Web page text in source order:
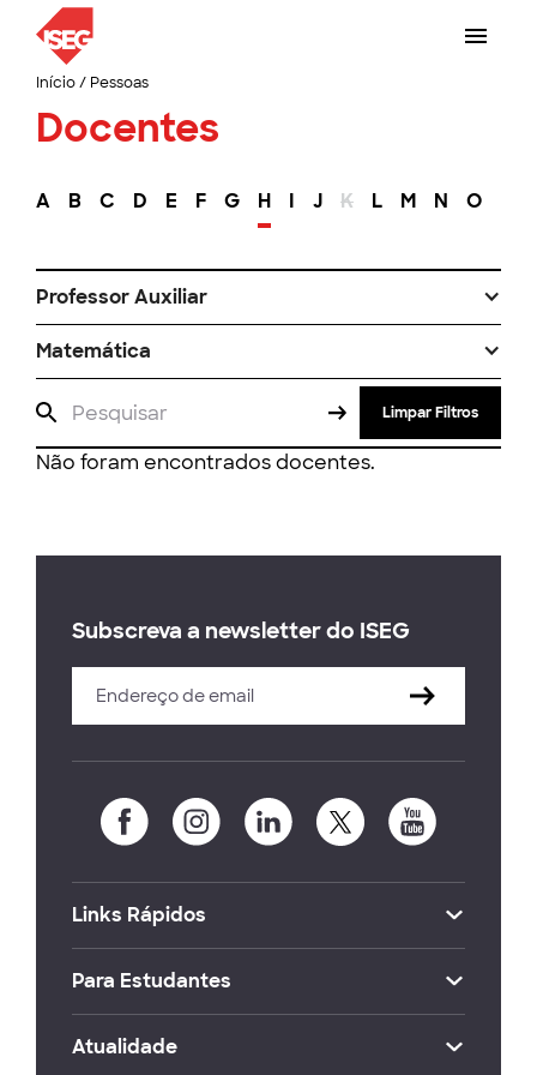
Início/ Pessoas
Docentes
A B C D E F G H I J K L M N O
Professor Auxiliar
Matemática
Limpar Filtros
Não foram encontrados docentes.
Subscreva a newsletter do ISEG
Links Rápidos
Para Estudantes
Atualidade